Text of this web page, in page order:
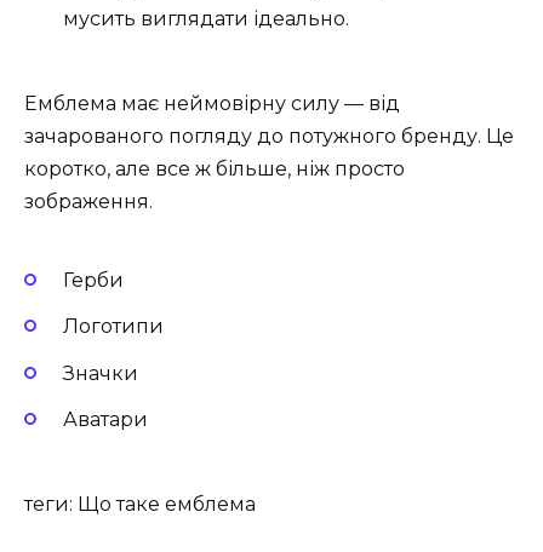
мусить виглядати ідеально.
Емблема має неймовірну силу — від
зачарованого погляду до потужного бренду. Це
коротко, але все ж більше, ніж просто
зображення.
Герби
Логотипи
Значки
Аватари
теги: Що таке емблема